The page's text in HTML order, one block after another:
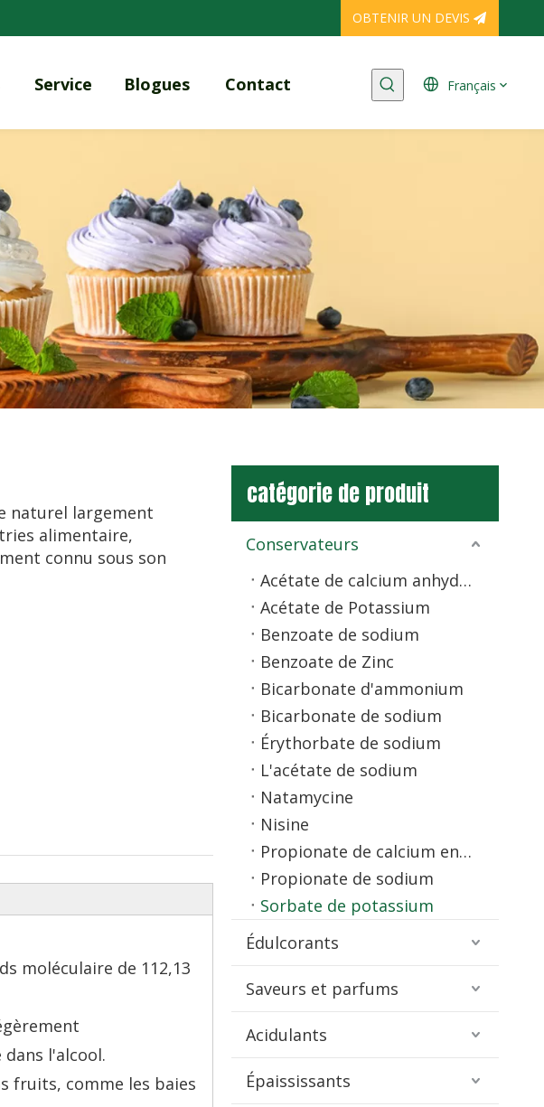
OBTENIR UN DEVIS
Service Blogues Contact Français
naturel largement
alimentaire,
connu sous son
moléculaire de 112,13
l'alcool.
fruits, comme les baies
catégorie de produit
Conservateurs
Acétate de calcium anhydre
Acétate de Potassium
Benzoate de sodium
Benzoate de Zinc
Bicarbonate d'ammonium
Bicarbonate de sodium
Érythorbate de sodium
L'acétate de sodium
Natamycine
Nisine
Propionate de calcium en poudre et granulés
Propionate de sodium
Sorbate de potassium
Édulcorants
Saveurs et parfums
Acidulants
Épaississants